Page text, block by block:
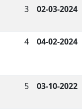
3
02-03-2024
4
04-02-2024
5
03-10-2022